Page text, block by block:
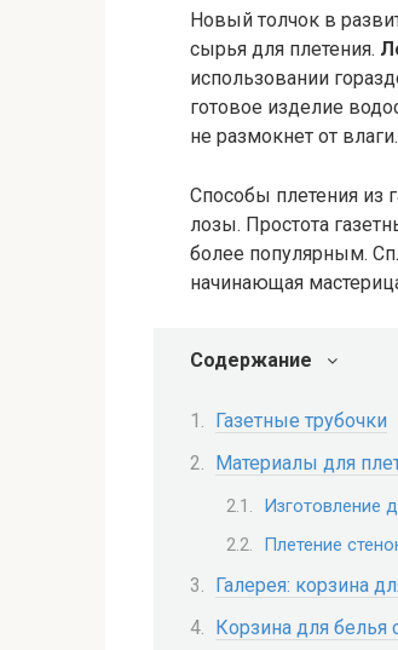
Новый толчок в
сырья для плетения.
использовании
готовое изделие
не размокнет от влаги.
Способы плетения из
лозы. Простота
более популярным.
начинающая
Содержание
Газетные трубочки
Материалы для
Изготовление
Плетение
Галерея: корзина
Корзина для